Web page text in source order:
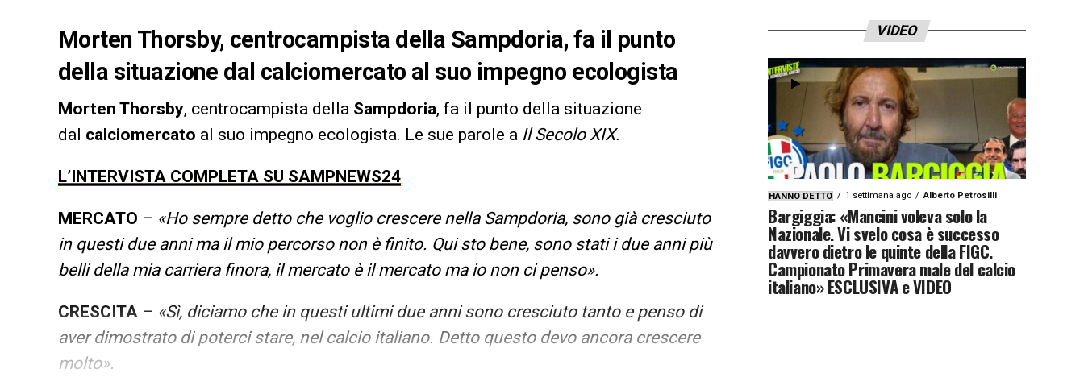
Morten Thorsby, centrocampista della Sampdoria, fa il punto
della situazione dal calciomercato al suo impegno ecologista
Morten Thorsby, centrocampista della Sampdoria, fa il punto della situazione
dal calciomercato al suo impegno ecologista. Le sue parole a Il Secolo XIX.
L’INTERVISTA COMPLETA SU SAMPNEWS24
MERCATO – «Ho sempre detto che voglio crescere nella Sampdoria, sono già cresciuto
in questi due anni ma il mio percorso non è finito. Qui sto bene, sono stati i due anni più
belli della mia carriera finora, il mercato è il mercato ma io non ci penso».
CRESCITA – «Sì, diciamo che in questi ultimi due anni sono cresciuto tanto e penso di
aver dimostrato di poterci stare, nel calcio italiano. Detto questo devo ancora crescere
molto».
VIDEO
HANNO DETTO 1 settimana ago Alberto Petrosilli
Bargiggia: «Mancini voleva solo la
Nazionale. Vi svelo cosa è successo
davvero dietro le quinte della FIGC.
Campionato Primavera male del calcio
italiano» ESCLUSIVA e VIDEO